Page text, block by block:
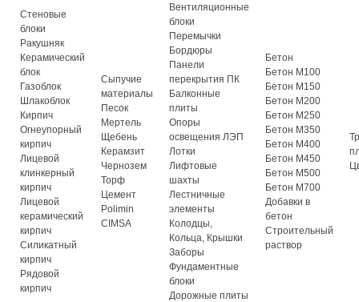
Стеновые
блоки
Ракушняк
Керамический
блок
Газоблок
Шлакоблок
Кирпич
Огнеупорный
кирпич
Лицевой
клинкерный
кирпич
Лицевой
керамический
кирпич
Силикатный
кирпич
Рядовой
кирпич
Сыпучие
материалы
Песок
Мертель
Щебень
Керамзит
Чернозем
Торф
Цемент
Polimin
CIMSA
Вентиляционные
блоки
Перемычки
Бордюры
Панели
перекрытия ПК
Балконные
плиты
Опоры
освещения ЛЭП
Лотки
Лифтовые
шахты
Лестничные
элементы
Колодцы,
Кольца, Крышки
Заборы
Фундаментные
блоки
Дорожные плиты
Бетон
Бетон М100
Бетон М150
Бетон М200
Бетон М250
Бетон М350
Бетон М400
Бетон М450
Бетон М500
Бетон М700
Добавки в
бетон
Строительный
раствор